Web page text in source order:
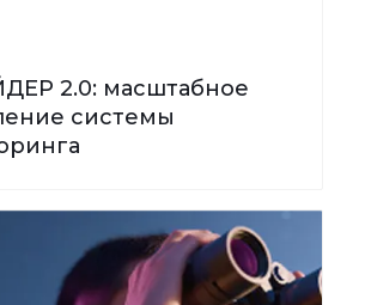
2.0: масштабное
системы